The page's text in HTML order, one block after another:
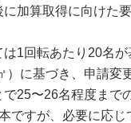
加算取得に向けた
1回転あたり20名
）に基づき、申請変
25〜26名程度まで
ですが、必要に応